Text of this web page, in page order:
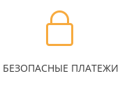
БЕЗОПАСНЫЕ ПЛАТЕЖИ